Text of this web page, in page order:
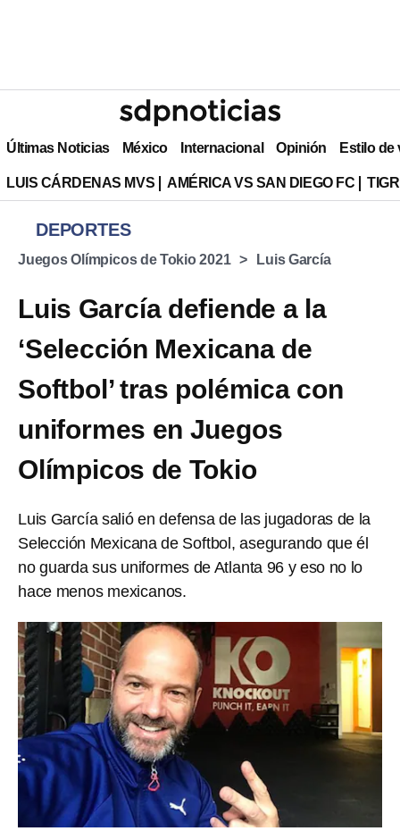
Últimas Noticias México Internacional Opinión Estilo de
LUIS CÁRDENAS MVS AMÉRICA VS SAN DIEGO FC
DEPORTES
Juegos Olímpicos de Tokio 2021 Luis García
Luis García defiende a la
‘Selección Mexicana de
Softbol’ tras polémica con
uniformes en Juegos
Olímpicos de Tokio
Luis García salió en defensa de las jugadoras de la
Selección Mexicana de Softbol, asegurando que él
no guarda sus uniformes de Atlanta 96 y eso no lo
hace menos mexicanos.